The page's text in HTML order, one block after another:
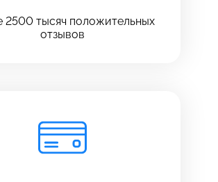
2500 тысяч положительных
отзывов